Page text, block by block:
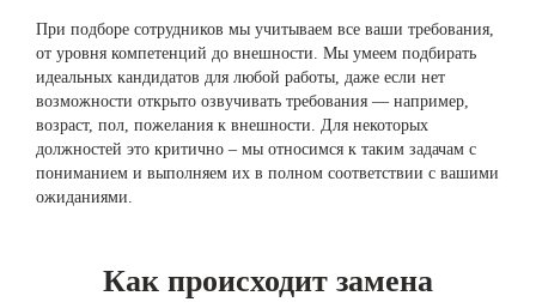
При подборе сотрудников мы учитываем все ваши требования,
от уровня компетенций до внешности. Мы умеем подбирать
идеальных кандидатов для любой работы, даже если нет
возможности открыто озвучивать требования — например,
возраст, пол, пожелания к внешности. Для некоторых
должностей это критично – мы относимся к таким задачам с
пониманием и выполняем их в полном соответствии с вашими
ожиданиями.
Как происходит замена